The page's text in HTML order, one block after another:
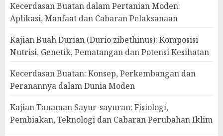
Kecerdasan Buatan dalam Pertanian Moden:
Aplikasi, Manfaat dan Cabaran Pelaksanaan
Kajian Buah Durian (Durio zibethinus): Komposisi
Nutrisi, Genetik, Pematangan dan Potensi Kesihatan
Kecerdasan Buatan: Konsep, Perkembangan dan
Peranannya dalam Dunia Moden
Kajian Tanaman Sayur-sayuran: Fisiologi,
Pembiakan, Teknologi dan Cabaran Perubahan Iklim